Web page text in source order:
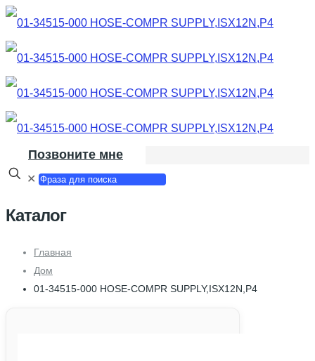
Позвоните мне
✕
Каталог
Главная
Дом
01-34515-000 HOSE-COMPR SUPPLY,ISX12N,P4